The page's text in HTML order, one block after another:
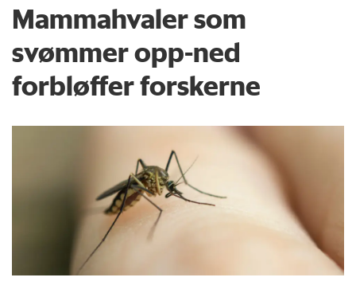
Mammahvaler som
svømmer opp-ned
forbløffer forskerne